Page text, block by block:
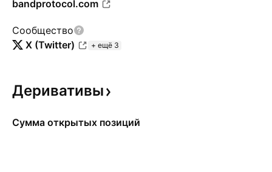
bandprotocol.com
Сообщество
X (Twitter)
+ ещё 3
Деривативы
Сумма открытых позиций